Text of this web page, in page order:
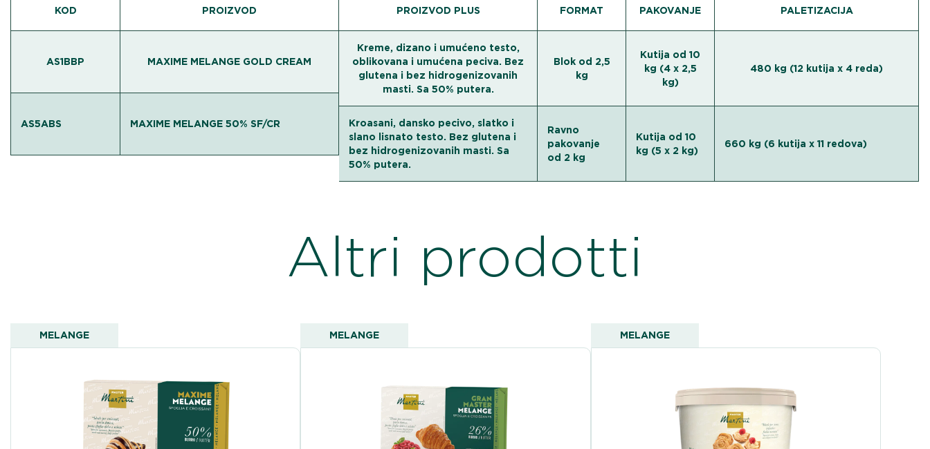
KOD PROIZVOD
AS1BBP MAXIME MELANGE GOLD CREAM
AS5ABS MAXIME MELANGE 50% SF/CR
PROIZVOD PLUS FORMAT PAKOVANJE PALETIZACIJA
Kreme, dizano i umućeno testo,
oblikovana i umućena peciva. Bez
glutena i bez hidrogenizovanih
masti. Sa 50% putera.
Blok od 2,5
kg
Kutija od 10
kg (4 x 2,5
kg)
480 kg (12 kutija x 4 reda)
Kroasani, dansko pecivo, slatko i
slano lisnato testo. Bez glutena i
bez hidrogenizovanih masti. Sa
50% putera.
Ravno
pakovanje
od 2 kg
Kutija od 10
kg (5 x 2 kg)
660 kg (6 kutija x 11 redova)
Altri prodotti
MELANGE MELANGE MELANGE